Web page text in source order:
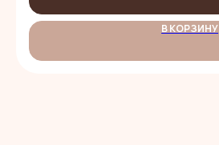
В КОРЗИНУ
ВКУСНЯШКИ
НЕ ТОЛЬКО